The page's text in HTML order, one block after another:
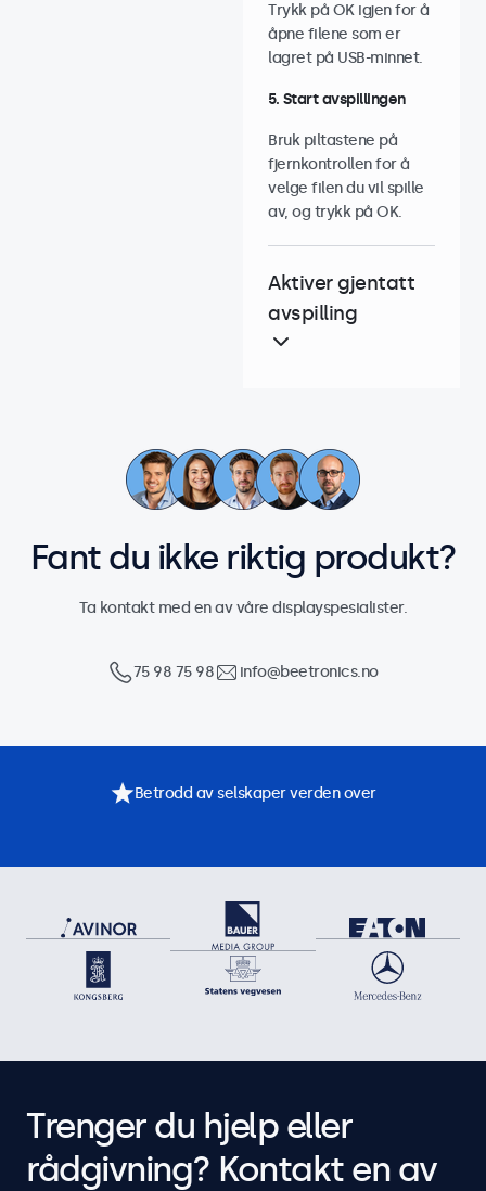
Trykk på OK igjen for å
åpne filene som er
lagret på USB-minnet.
5. Start avspillingen
Bruk piltastene på
fjernkontrollen for å
velge filen du vil spille
av, og trykk på OK.
Aktiver gjentatt
avspilling
Fant du ikke riktig produkt?
Ta kontakt med en av våre displayspesialister.
75 98 75 98 info@beetronics.no
Betrodd av selskaper verden over
Trenger du hjelp eller
rådgivning? Kontakt en av